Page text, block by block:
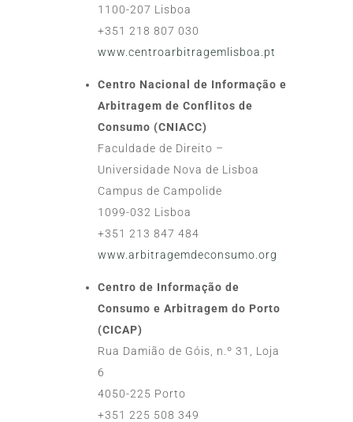
1100-207 Lisboa
+351 218 807 030
www.centroarbitragemlisboa.pt
Centro Nacional de Informação e
Arbitragem de Conflitos de
Consumo (CNIACC)
Faculdade de Direito –
Universidade Nova de Lisboa
Campus de Campolide
1099-032 Lisboa
+351 213 847 484
www.arbitragemdeconsumo.org
Centro de Informação de
Consumo e Arbitragem do Porto
(CICAP)
Rua Damião de Góis, n.º 31, Loja
6
4050-225 Porto
+351 225 508 349